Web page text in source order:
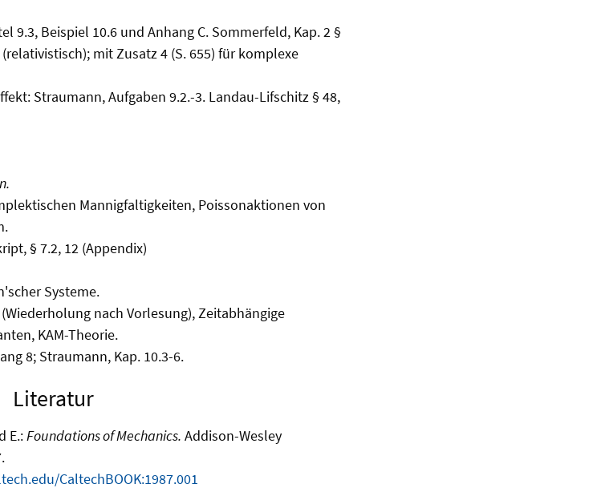
9.3, Beispiel 10.6 und Anhang C. Sommerfeld, Kap. 2 §
mit Zusatz 4 (S. 655) für komplexe
Straumann, Aufgaben 9.2.-3. Landau-Lifschitz § 48,
Mannigfaltigkeiten, Poissonaktionen von
§ 7.2, 12 (Appendix)
Systeme.
nach Vorlesung), Zeitabhängige
KAM-Theorie.
8; Straumann, Kap. 10.3-6.
Literatur
E.:Foundations of Mechanics. Addison-Wesley
CaltechBOOK:1987.001